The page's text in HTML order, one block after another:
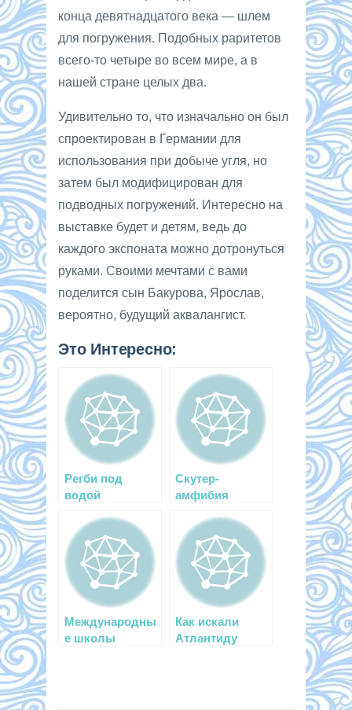
конца девятнадцатого века — шлем
для погружения. Подобных раритетов
всего-то четыре во всем мире, а в
нашей стране целых два.
Удивительно то, что изначально он был
спроектирован в Германии для
использования при добыче угля, но
затем был модифицирован для
подводных погружений. Интересно на
выставке будет и детям, ведь до
каждого экспоната можно дотронуться
руками. Своими мечтами с вами
поделится сын Бакурова, Ярослав,
вероятно, будущий аквалангист.
Это Интересно:
Регби под
водой
Скутер-
амфибия
Международны
е школы
Как искали
Атлантиду